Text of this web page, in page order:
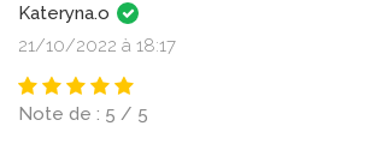
Kateryna.o
21/10/2022 à 18:17
Note de : 5 / 5